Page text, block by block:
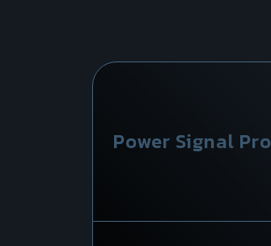
Power Signal Pro